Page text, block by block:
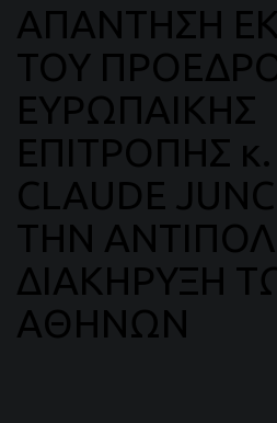
ΑΠΑΝΤΗΣΗ
ΤΟΥ
ΕΥΡΩΠΑΙΚΗΣ
ΕΠΙΤΡΟΠΗΣ κ.
CLAUDE
ΤΗΝ
ΔΙΑΚΗΡΥΞΗ
ΑΘΗΝΩΝ